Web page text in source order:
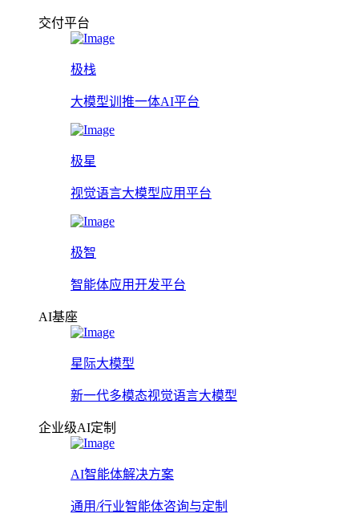
交付平台
极栈
大模型训推一体AI平台
极星
视觉语言大模型应用平台
极智
智能体应用开发平台
AI基座
星际大模型
新一代多模态视觉语言大模型
企业级AI定制
AI智能体解决方案
通用/行业智能体咨询与定制